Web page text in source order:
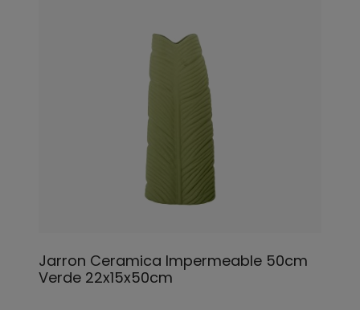
Jarron Ceramica Impermeable 50cm
Verde 22x15x50cm